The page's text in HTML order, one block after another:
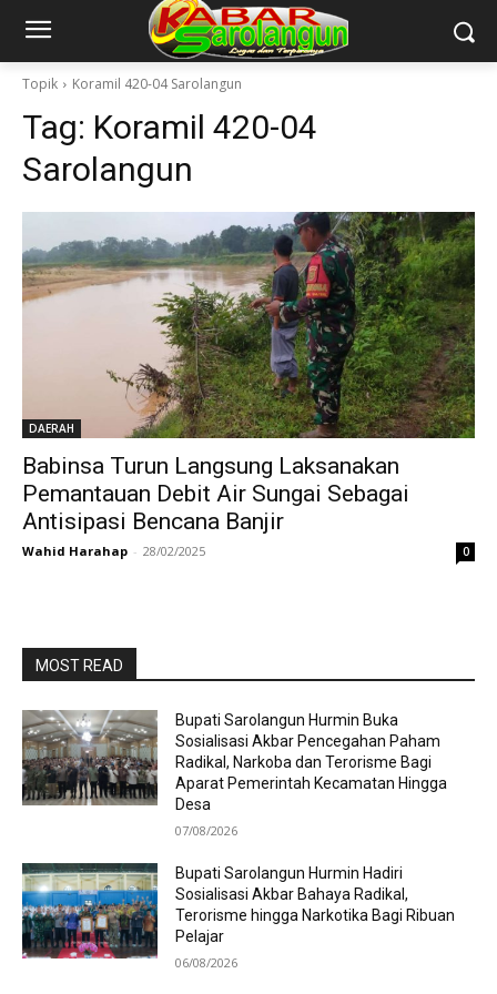
Topik Koramil 420-04 Sarolangun
Tag: Koramil 420-04
Sarolangun
DAERAH
Babinsa Turun Langsung Laksanakan
Pemantauan Debit Air Sungai Sebagai
Antisipasi Bencana Banjir
Wahid Harahap - 28/02/2025 0
MOST READ
Bupati Sarolangun Hurmin Buka
Sosialisasi Akbar Pencegahan Paham
Radikal, Narkoba dan Terorisme Bagi
Aparat Pemerintah Kecamatan Hingga
Desa
07/08/2026
Bupati Sarolangun Hurmin Hadiri
Sosialisasi Akbar Bahaya Radikal,
Terorisme hingga Narkotika Bagi Ribuan
Pelajar
06/08/2026